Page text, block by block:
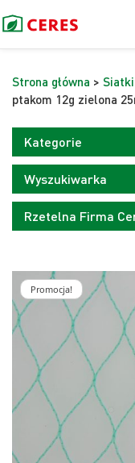
Strona główna >
ptakom 12g zielona
Kategorie
Wyszukiwarka
Rzetelna Firma
Promocja!